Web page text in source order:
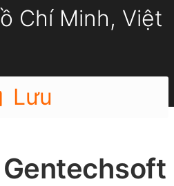
Chí Minh, Việt
Lưu